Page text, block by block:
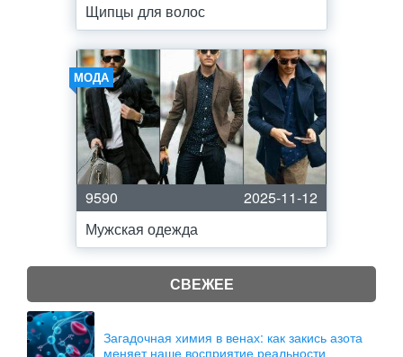
Щипцы для волос
МОДА
9590
2025-11-12
Мужская одежда
СВЕЖЕЕ
Загадочная химия в венах: как закись азота
меняет наше восприятие реальности